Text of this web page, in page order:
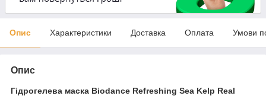
Опис Характеристики Доставка Оплата Умови
Опис
Гідрогелева маска Biodance Refreshing Sea Kelp Real